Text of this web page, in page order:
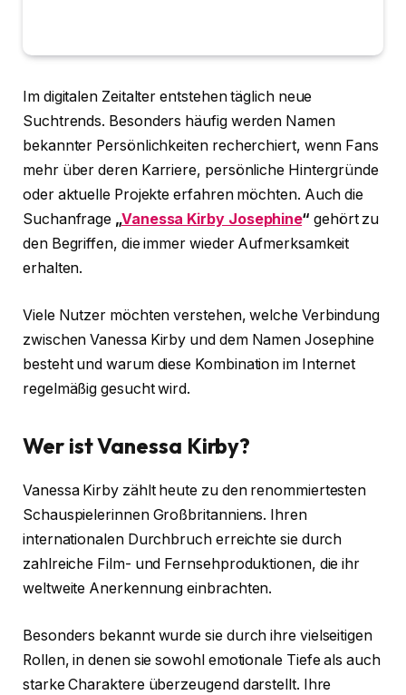
Im digitalen Zeitalter entstehen täglich neue
Suchtrends. Besonders häufig werden Namen
bekannter Persönlichkeiten recherchiert, wenn Fans
mehr über deren Karriere, persönliche Hintergründe
oder aktuelle Projekte erfahren möchten. Auch die
Suchanfrage „Vanessa Kirby Josephine“ gehört zu
den Begriffen, die immer wieder Aufmerksamkeit
erhalten.
Viele Nutzer möchten verstehen, welche Verbindung
zwischen Vanessa Kirby und dem Namen Josephine
besteht und warum diese Kombination im Internet
regelmäßig gesucht wird.
Wer ist Vanessa Kirby?
Vanessa Kirby zählt heute zu den renommiertesten
Schauspielerinnen Großbritanniens. Ihren
internationalen Durchbruch erreichte sie durch
zahlreiche Film- und Fernsehproduktionen, die ihr
weltweite Anerkennung einbrachten.
Besonders bekannt wurde sie durch ihre vielseitigen
Rollen, in denen sie sowohl emotionale Tiefe als auch
starke Charaktere überzeugend darstellt. Ihre